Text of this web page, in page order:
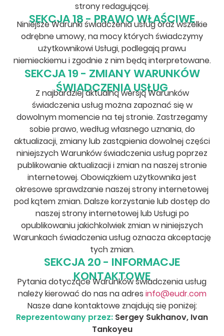
strony redagującej.
SEKCJA 18 - PRAWO WŁAŚCIWE
Niniejsze Warunki świadczenia usług oraz wszelkie
odrębne umowy, na mocy których świadczymy
użytkownikowi Usługi, podlegają prawu
niemieckiemu i zgodnie z nim będą interpretowane.
SEKCJA 19 - ZMIANY WARUNKÓW
ŚWIADCZENIA USŁUG
Z najbardziej aktualną wersją Warunków
świadczenia usług można zapoznać się w
dowolnym momencie na tej stronie. Zastrzegamy
sobie prawo, według własnego uznania, do
aktualizacji, zmiany lub zastąpienia dowolnej części
niniejszych Warunków świadczenia usług poprzez
publikowanie aktualizacji i zmian na naszej stronie
internetowej. Obowiązkiem użytkownika jest
okresowe sprawdzanie naszej strony internetowej
pod kątem zmian. Dalsze korzystanie lub dostęp do
naszej strony internetowej lub Usługi po
opublikowaniu jakichkolwiek zmian w niniejszych
Warunkach świadczenia usług oznacza akceptację
tych zmian.
SEKCJA 20 - INFORMACJE
KONTAKTOWE
Pytania dotyczące Warunków świadczenia usług
należy kierować do nas na adres info@eudr.com
Nasze dane kontaktowe znajdują się poniżej:
Reprezentowany przez: Sergey Sukhanov, Ivan
Tankoyeu